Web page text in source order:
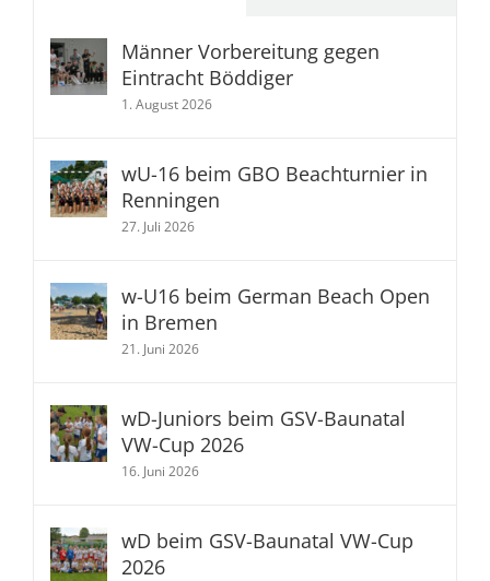
Männer Vorbereitung gegen
Eintracht Böddiger
1. August 2026
wU-16 beim GBO Beachturnier in
Renningen
27. Juli 2026
w-U16 beim German Beach Open
in Bremen
21. Juni 2026
wD-Juniors beim GSV-Baunatal
VW-Cup 2026
16. Juni 2026
wD beim GSV-Baunatal VW-Cup
2026